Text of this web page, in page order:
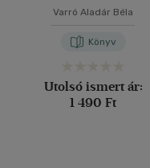
Varró Aladár Béla
Könyv
Utolsó ismert ár:
1 490 Ft